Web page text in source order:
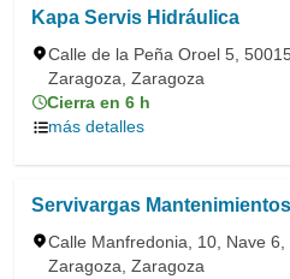
Kapa Servis Hidráulica
Calle de la Peña Oroel 5,
Zaragoza, Zaragoza
Cierra en 6 h
más detalles
Servivargas
Calle Manfredonia, 10, Nave 6,
Zaragoza, Zaragoza